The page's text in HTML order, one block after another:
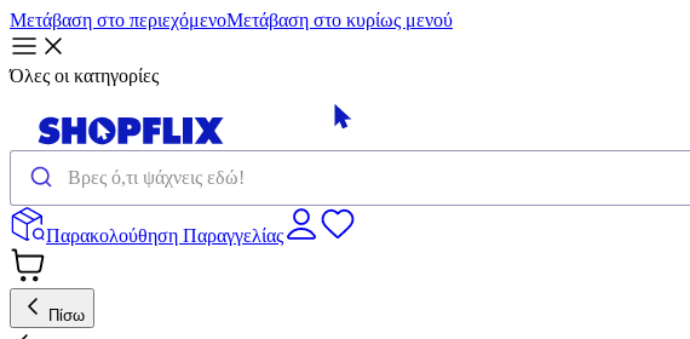
Μετάβαση στο περιεχόμενοΜετάβαση στο κυρίως μενού
Όλες οι κατηγορίες
Παρακολούθηση Παραγγελίας
Πίσω